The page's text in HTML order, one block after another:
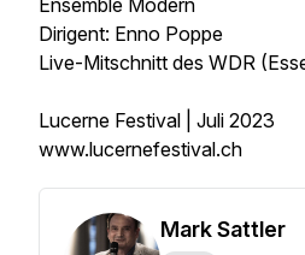
Ensemble Modern
Dirigent: Enno Poppe
Live-Mitschnitt des WDR
Lucerne Festival | Juli 2023
www.lucernefestival.ch
Mark Sattler